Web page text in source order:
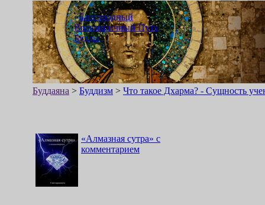
Буддаяна > Буддизм > Что такое Дхарма? - Сущность
«Благородный
Восьмеричный Путь
Будды»
«Алмазная сутра» с
комментарием